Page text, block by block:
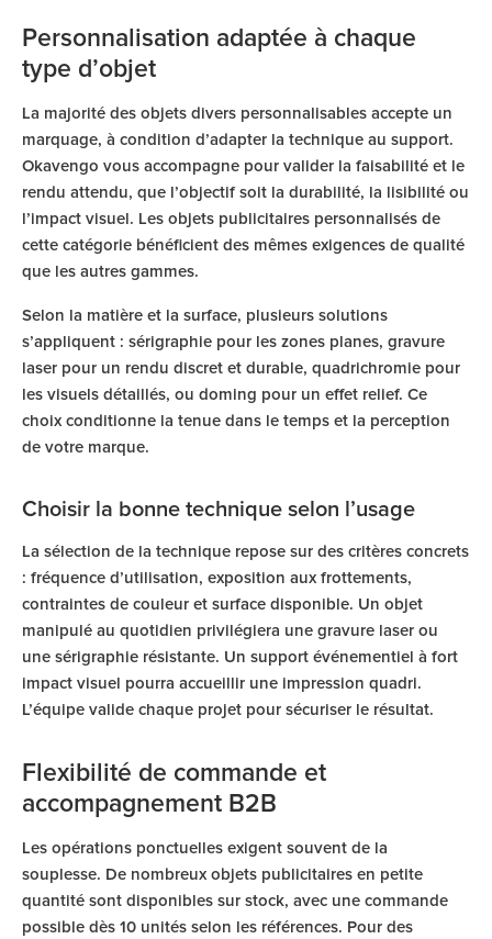
Personnalisation adaptée à chaque
type d’objet
La majorité des objets divers personnalisables accepte un
marquage, à condition d’adapter la technique au support.
Okavengo vous accompagne pour valider la faisabilité et le
rendu attendu, que l’objectif soit la durabilité, la lisibilité ou
l’impact visuel. Les objets publicitaires personnalisés de
cette catégorie bénéficient des mêmes exigences de qualité
que les autres gammes.
Selon la matière et la surface, plusieurs solutions
s’appliquent : sérigraphie pour les zones planes, gravure
laser pour un rendu discret et durable, quadrichromie pour
les visuels détaillés, ou doming pour un effet relief. Ce
choix conditionne la tenue dans le temps et la perception
de votre marque.
Choisir la bonne technique selon l’usage
La sélection de la technique repose sur des critères concrets
: fréquence d’utilisation, exposition aux frottements,
contraintes de couleur et surface disponible. Un objet
manipulé au quotidien privilégiera une gravure laser ou
une sérigraphie résistante. Un support événementiel à fort
impact visuel pourra accueillir une impression quadri.
L’équipe valide chaque projet pour sécuriser le résultat.
Flexibilité de commande et
accompagnement B2B
Les opérations ponctuelles exigent souvent de la
souplesse. De nombreux objets publicitaires en petite
quantité sont disponibles sur stock, avec une commande
possible dès 10 unités selon les références. Pour des